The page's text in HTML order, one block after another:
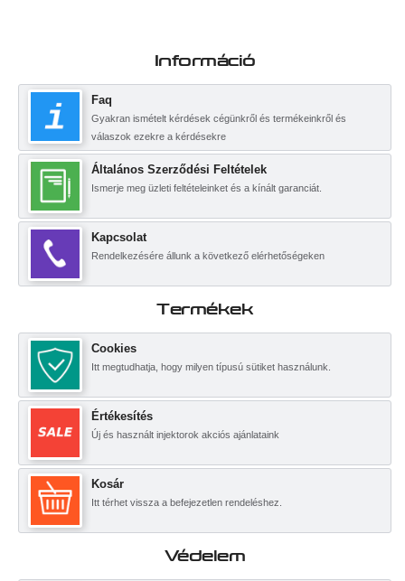
Információ
Faq
Gyakran ismételt kérdések cégünkről és termékeinkről és
válaszok ezekre a kérdésekre
Általános Szerződési Feltételek
Ismerje meg üzleti feltételeinket és a kínált garanciát.
Kapcsolat
Rendelkezésére állunk a következő elérhetőségeken
Termékek
Cookies
Itt megtudhatja, hogy milyen típusú sütiket használunk.
Értékesítés
Új és használt injektorok akciós ajánlataink
Kosár
Itt térhet vissza a befejezetlen rendeléshez.
Védelem